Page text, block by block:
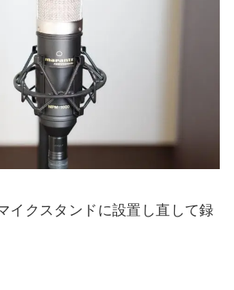
イクスタンドに設置し直して録